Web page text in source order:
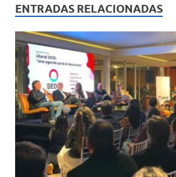
s
A
p
p
b
o
o
k
p
ar
ti
r
ENTRADAS RELACIONADAS